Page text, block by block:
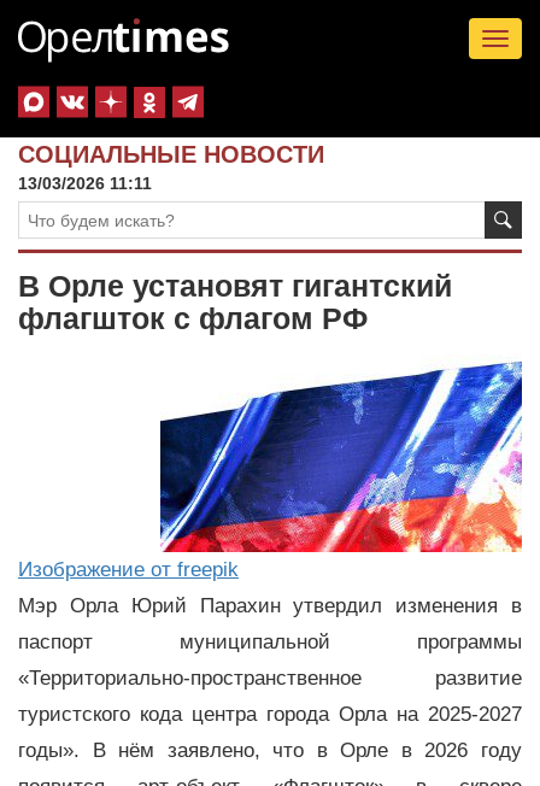
СОЦИАЛЬНЫЕ НОВОСТИ
13/03/2026 11:11
В Орле установят гигантский
флагшток с флагом РФ
Изображение от freepik
Мэр Орла Юрий Парахин утвердил изменения в
паспорт муниципальной программы
«Территориально-пространственное развитие
туристского кода центра города Орла на 2025-2027
годы». В нём заявлено, что в Орле в 2026 году